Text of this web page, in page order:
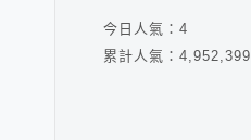
今日人氣： 4
累計人氣： 4,952,399